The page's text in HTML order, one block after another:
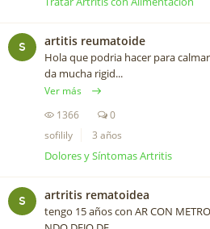
S artitis reumatoide
Hola que podria hacer para
da mucha rigid...
Ver más
1366
0
sofilily
3 años
Dolores y Síntomas Artritis
S artritis rematoidea
tengo 15 años con AR CON